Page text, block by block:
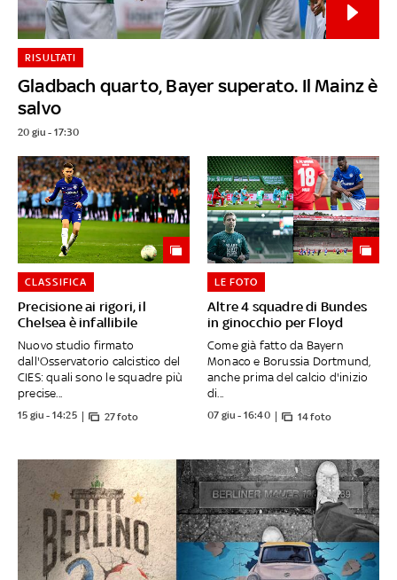
Gladbach quarto, Bayer superato. Il Mainz è
salvo
RISULTATI
20 giu - 17:30
Precisione ai rigori, il
Chelsea è infallibile
CLASSIFICA
Nuovo studio firmato
dall'Osservatorio calcistico del
CIES: quali sono le squadre più
precise...
15 giu - 14:25 27 foto
Altre 4 squadre di Bundes
in ginocchio per Floyd
LE FOTO
Come già fatto da Bayern
Monaco e Borussia Dortmund,
anche prima del calcio d'inizio
di...
07 giu - 16:40 14 foto